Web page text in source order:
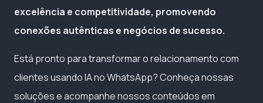
excelência e competitividade, promovendo
conexões autênticas e negócios de sucesso.
Está pronto para transformar o relacionamento com
clientes usando IA no WhatsApp? Conheça nossas
soluções e acompanhe nossos conteúdos em